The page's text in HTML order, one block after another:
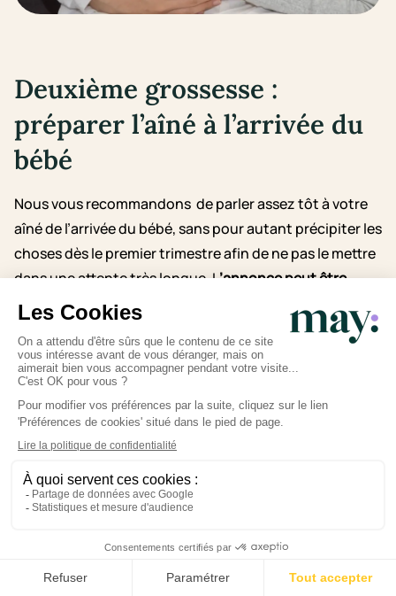
Deuxième grossesse :
préparer l’aîné à l’arrivée du
bébé
Nous vous recommandons de parler assez tôt à votre
aîné de l’arrivée du bébé, sans pour autant précipiter les
choses dès le premier trimestre afin de ne pas le mettre
dans une attente très longue. L’annonce peut être
simple et sincère, sans en faire un événement
Essayez aussi d’évoquer les
changements possibles pour que votre enfant sache
qu’il peut exprimer toutes ses émotions.
À la naissance de votre bébé, vous pouvez organiser un
échange de cadeaux entre les enfants par exemple :
l’aîné offre quelque chose au bébé et reçoit un présent
“de sa part”.Il est essentiel de le valoriser et de
Essayez au maximum de ne pas trop modifier ses